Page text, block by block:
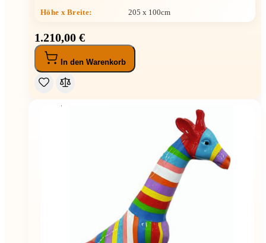
Höhe x Breite: 205 x 100cm
1.210,00 €
In den Warenkorb